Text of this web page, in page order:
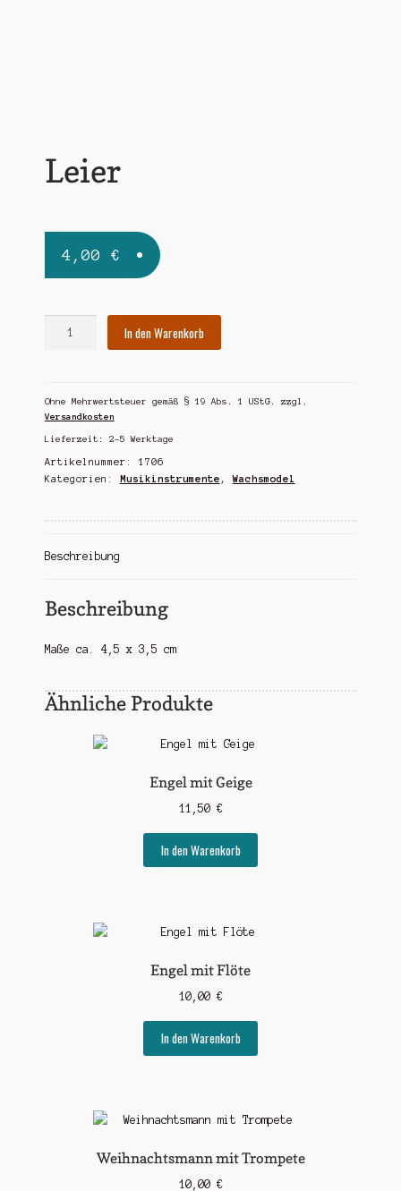
Leier
4,00 €
In den Warenkorb
Ohne Mehrwertsteuer gemäß § 19 Abs. 1 UStG.
zzgl.
Versandkosten
Lieferzeit: 2-5 Werktage
Artikelnummer:1706
Kategorien: Musikinstrumente ,Wachsmodel
Beschreibung
Beschreibung
Maße ca. 4,5 x 3,5 cm
Ähnliche Produkte
Engel mit Geige
11,50 €
In den Warenkorb
Engel mit Flöte
10,00 €
In den Warenkorb
Weihnachtsmann mit Trompete
10,00 €